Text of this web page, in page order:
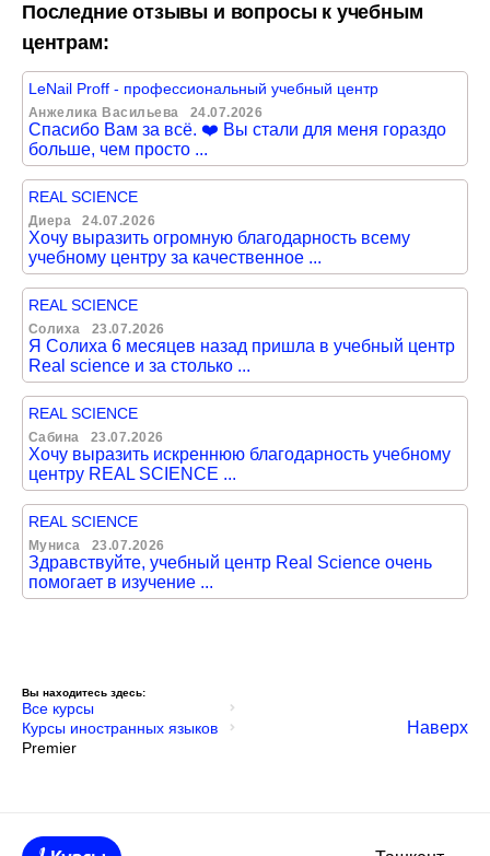
Последние отзывы и вопросы к учебным
центрам:
LeNail Proff - профессиональный учебный центр
Анжелика Васильева 24.07.2026
Спасибо Вам за всё. ❤️ Вы стали для меня гораздо
больше, чем просто ...
REAL SCIENCE
Диера 24.07.2026
Хочу выразить огромную благодарность всему
учебному центру за качественное ...
REAL SCIENCE
Солиха 23.07.2026
Я Солиха 6 месяцев назад пришла в учебный центр
Real science и за столько ...
REAL SCIENCE
Сабина 23.07.2026
Хочу выразить искреннюю благодарность учебному
центру REAL SCIENCE ...
REAL SCIENCE
Муниса 23.07.2026
Здравствуйте, учебный центр Real Science очень
помогает в изучение ...
Вы находитесь здесь:
Все курсы
Курсы иностранных языков
Premier
Наверх